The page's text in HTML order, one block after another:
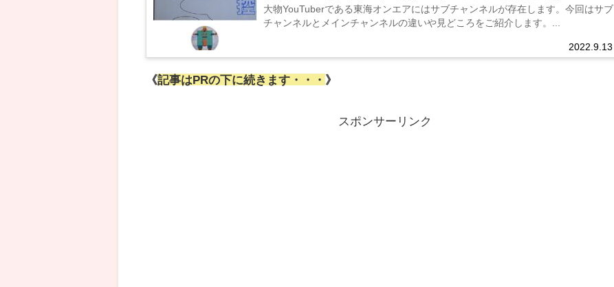
2022.9.13
大物YouTuberである東海オンエアにはサブチャンネルが存在します。今回はサブ
チャンネルとメインチャンネルの違いや見どころをご紹介します。...
《記事はPRの下に続きます・・・ 》
スポンサーリンク